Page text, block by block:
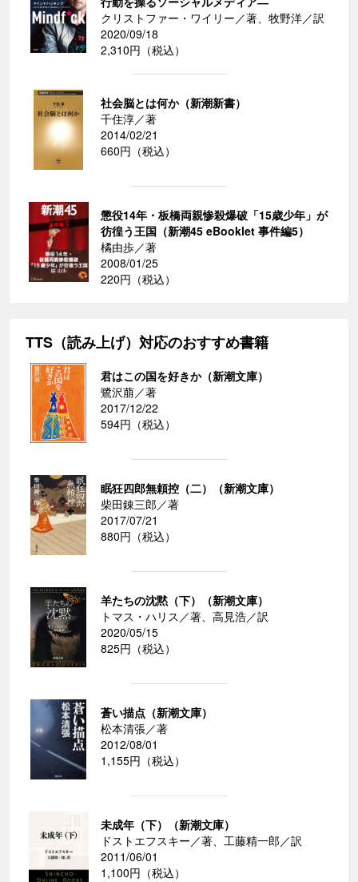
クリストファー・ワイリー／著、牧野洋／訳
2020/09/18
2,310円（税込）
社会脳とは何か（新潮新書）
千住淳／著
2014/02/21
660円（税込）
懲役14年・板橋両親惨殺爆破「15歳少年」が
彷徨う王国（新潮45 eBooklet 事件編5）
橘由歩／著
2008/01/25
220円（税込）
TTS（読み上げ）対応のおすすめ書籍
君はこの国を好きか（新潮文庫）
鷺沢萠／著
2017/12/22
594円（税込）
眠狂四郎無頼控（二）（新潮文庫）
柴田錬三郎／著
2017/07/21
880円（税込）
羊たちの沈黙（下）（新潮文庫）
トマス・ハリス／著、高見浩／訳
2020/05/15
825円（税込）
蒼い描点（新潮文庫）
松本清張／著
2012/08/01
1,155円（税込）
未成年（下）（新潮文庫）
ドストエフスキー／著、工藤精一郎／訳
2011/06/01
1,100円（税込）